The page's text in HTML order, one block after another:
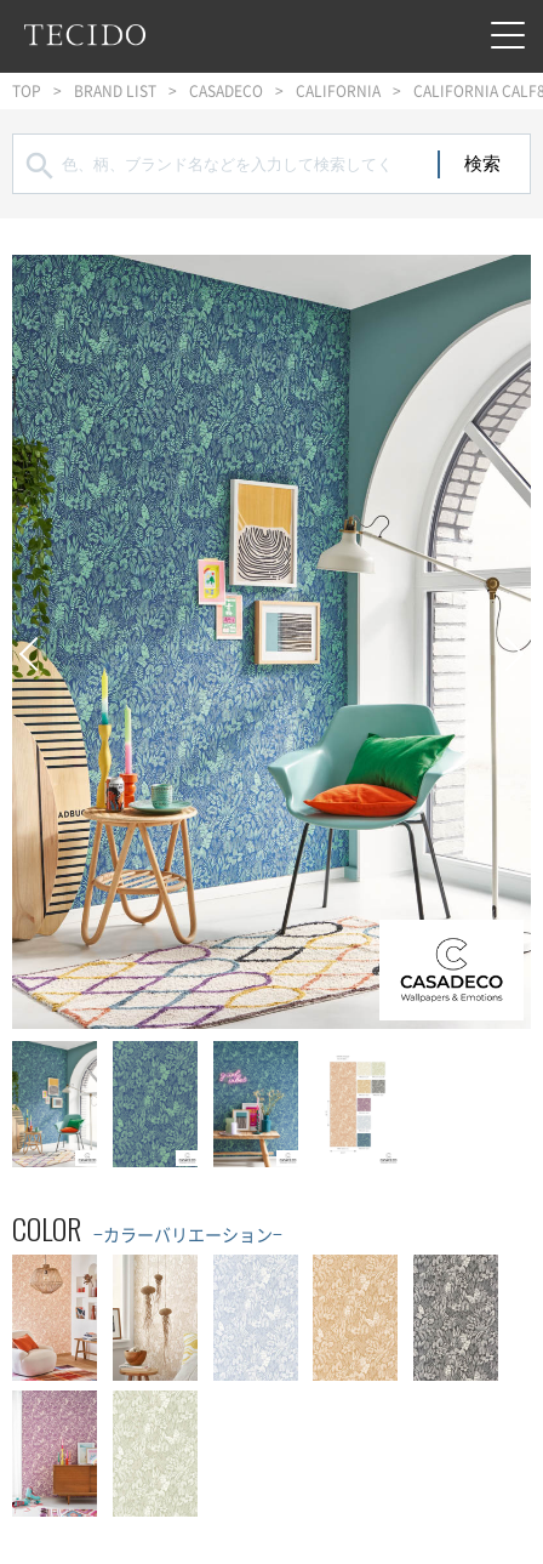
フッターへジャンプ
TOP BRAND LIST CASADECO CALIFORNIA CALIFORNIA

COLOR −カラーバリエーション−